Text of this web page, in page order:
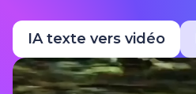
IA texte vers vidéo